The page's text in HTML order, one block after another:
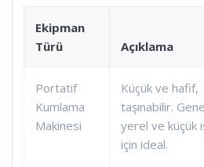
Ekipman
Türü
Açıklama
Portatif
Kumlama
Makinesi
Küçük ve hafif,
taşınabilir.
yerel ve küçük
için ideal.